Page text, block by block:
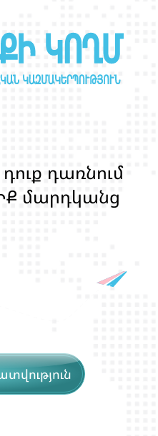
դոք դառնոմ
Ք մարդկանց